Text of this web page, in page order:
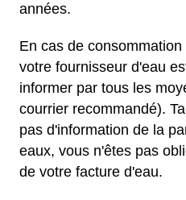
années.
En cas de
votre fournisseur d'eau
informer par tous les
courrier recommandé).
pas d'information de la
eaux, vous n'êtes pas
de votre facture d'eau.